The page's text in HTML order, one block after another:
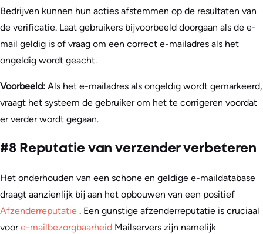
Bedrijven kunnen hun acties afstemmen op de resultaten van
de verificatie. Laat gebruikers bijvoorbeeld doorgaan als de e-
mail geldig is of vraag om een correct e-mailadres als het
ongeldig wordt geacht.
Voorbeeld: Als het e-mailadres als ongeldig wordt gemarkeerd,
vraagt het systeem de gebruiker om het te corrigeren voordat
er verder wordt gegaan.
#8 Reputatie van verzender verbeteren
Het onderhouden van een schone en geldige e-maildatabase
draagt aanzienlijk bij aan het opbouwen van een positief
Afzenderreputatie . Een gunstige afzenderreputatie is cruciaal
voore-mailbezorgbaarheid Mailservers zijn namelijk